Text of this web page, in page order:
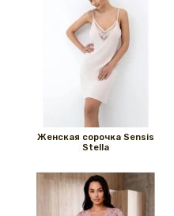
Женская сорочка Sensis
Stella